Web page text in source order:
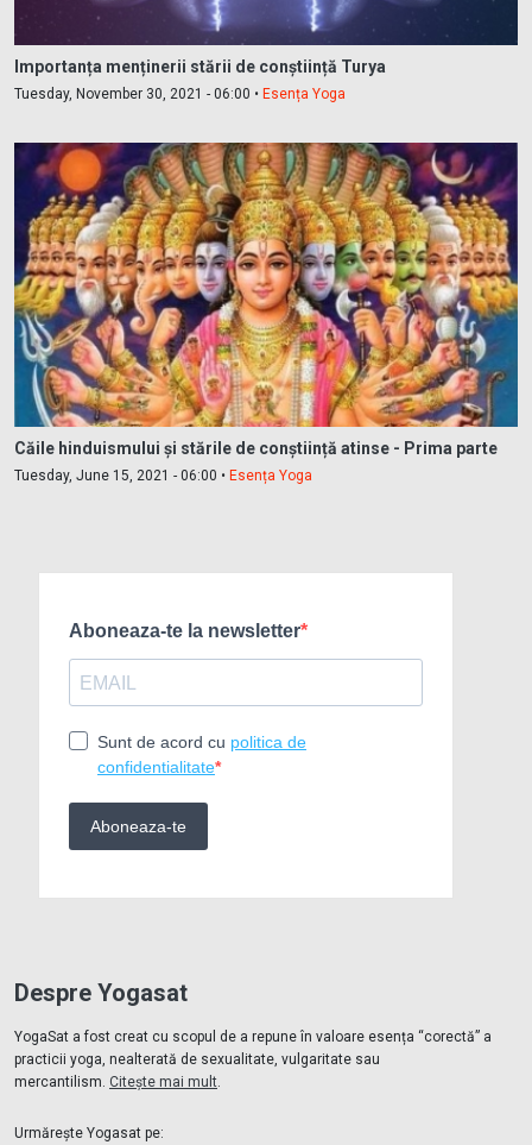
Importanța menținerii stării de conștiință Turya
Tuesday, November 30, 2021 - 06:00 • Esența Yoga
Căile hinduismului și stările de conștiință atinse - Prima parte
Tuesday, June 15, 2021 - 06:00 • Esența Yoga
Despre Yogasat
YogaSat a fost creat cu scopul de a repune în valoare esența “corectă” a
practicii yoga, nealterată de sexualitate, vulgaritate sau
mercantilism. Citește mai mult
Urmărește Yogasat pe: